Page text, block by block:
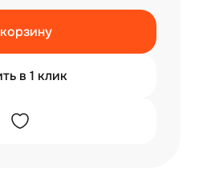
в 1 клик